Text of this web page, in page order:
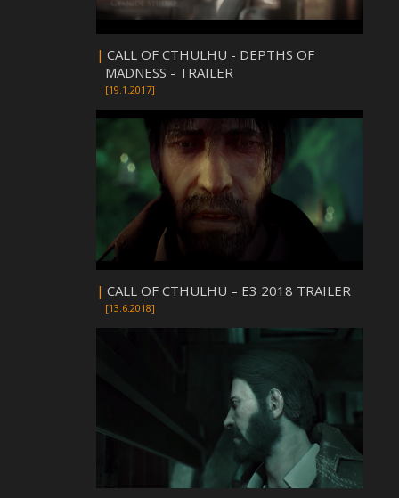
| CALL OF CTHULHU - DEPTHS OF
MADNESS - TRAILER
[19.1.2017]
| CALL OF CTHULHU – E3 2018 TRAILER
[13.6.2018]